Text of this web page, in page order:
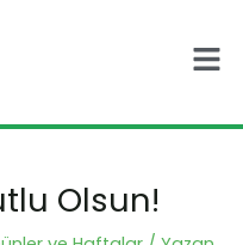
Olsun!